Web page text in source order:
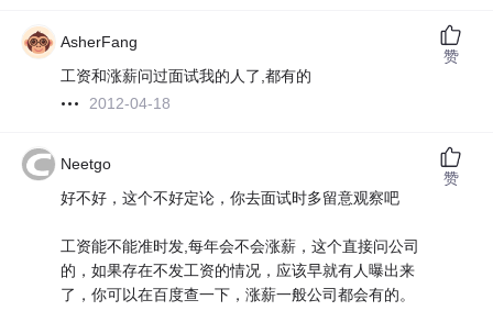
AsherFang
工资和涨薪问过面试我的人了,都有的
2012-04-18
赞
Neetgo
好不好，这个不好定论，你去面试时多留意观察吧
工资能不能准时发,每年会不会涨薪，这个直接问公司
的，如果存在不发工资的情况，应该早就有人曝出来
了，你可以在百度查一下，涨薪一般公司都会有的。
赞